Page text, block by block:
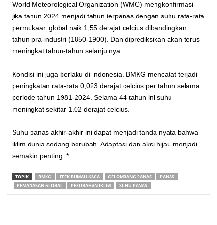
World Meteorological Organization (WMO) mengkonfirmasi
jika tahun 2024 menjadi tahun terpanas dengan suhu rata-rata
permukaan global naik 1,55 derajat celcius dibandingkan
tahun pra-industri (1850-1900). Dan diprediksikan akan terus
meningkat tahun-tahun selanjutnya.
Kondisi ini juga berlaku di Indonesia. BMKG mencatat terjadi
peningkatan rata-rata 0,023 derajat celcius per tahun selama
periode tahun 1981-2024. Selama 44 tahun ini suhu
meningkat sekitar 1,02 derajat celcius.
Suhu panas akhir-akhir ini dapat menjadi tanda nyata bahwa
iklim dunia sedang berubah. Adaptasi dan aksi hijau menjadi
semakin penting. *
TOPIK BMKG EFEK RUMAH KACA GELOMBANG PANAS
PANAS
PEMANASAN GLOBAL
PERUBAHAN IKLIM SUHU PANAS